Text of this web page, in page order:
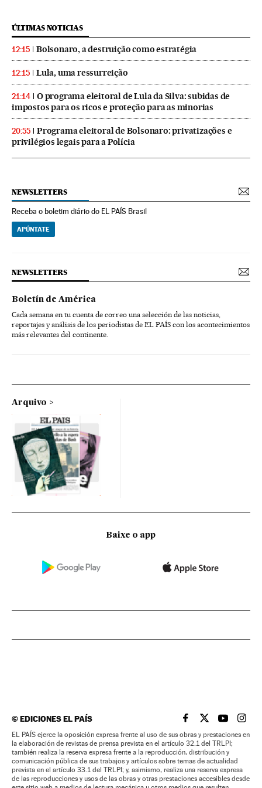
ÚLTIMAS NOTICIAS
12:15 Bolsonaro, a destruição como estratégia
12:15 Lula, uma ressurreição
21:14
O programa eleitoral de Lula da Silva: subidas de
impostos para os ricos e proteção para as minorias
20:55
Programa eleitoral de Bolsonaro: privatizações e
privilégios legais para a Polícia
NEWSLETTERS
Receba o boletim diário do EL PAÍS Brasil
APÚNTATE
NEWSLETTERS
Boletín de América
Cada semana en tu cuenta de correo una selección de las noticias,
reportajes y análisis de los periodistas de EL PAÍS con los acontecimientos
más relevantes del continente.
Arquivo
Baixe o app
©EDICIONES EL PAÍS EL PAÍS BRASIL EN
EL PAÍSEL PAÍS
EL
EL PAÍS ejerce la oposición expresa frente al uso de sus obras y prestaciones en
la elaboración de revistas de prensa prevista en el artículo 32.1 del TRLPI;
también realiza la reserva expresa frente a la reproducción, distribución y
comunicación pública de sus trabajos y artículos sobre temas de actualidad
prevista en el artículo 33.1 del TRLPI; y, asimismo, realiza una reserva expresa
de las reproducciones y usos de las obras y otras prestaciones accesibles desde